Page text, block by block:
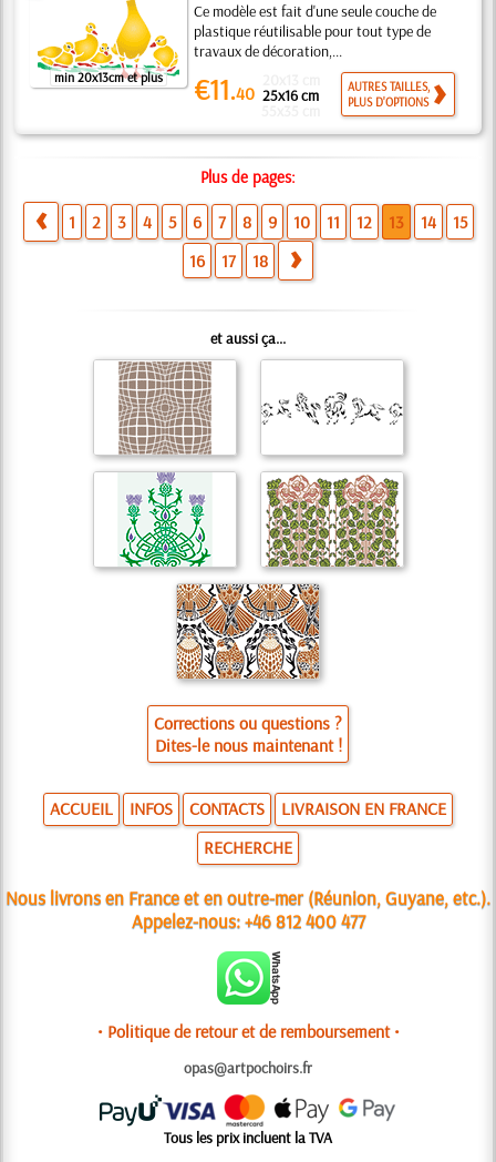
min 20x13cm et plus
Ce modèle est fait d'une seule couche de
plastique réutilisable pour tout type de
travaux de décoration,...
€11.40 25x16 cm
AUTRES TAILLES,
PLUS D'OPTIONS
Plus de pages:
1 2 3 4 5 6 7 8 9 10 11 12 13 14
15
16
17 18
et aussi ça...
Corrections ou questions ?
Dites-le nous maintenant !
ACCUEIL INFOS CONTACTS
LIVRAISON EN FRANCE
RECHERCHE
Nous livrons en France et en outre-mer (Réunion, Guyane, etc.).
Appelez-nous:+46 812 400 477
• Politique de retour et de remboursement •
opas@artpochoirs.fr
Tous les prix incluent la TVA